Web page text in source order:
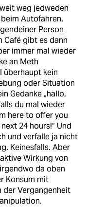
weg jedweden
Autofahren,
Person
Café gibt es dann
immer mal wieder
an Meth
überhaupt kein
oder Situation
Gedanke „hallo,
du mal wieder
here to offer you
24 hours!“ Und
und verfalle ja nicht
Keinesfalls. Aber
Wirkung von
da oben
Konsum mit
der Vergangenheit